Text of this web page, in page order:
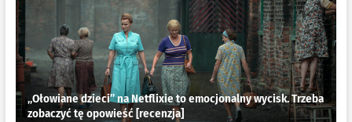
„Ołowiane dzieci” na Netflixie to emocjonalny wycisk. Trzeba
zobaczyć tę opowieść [recenzja]